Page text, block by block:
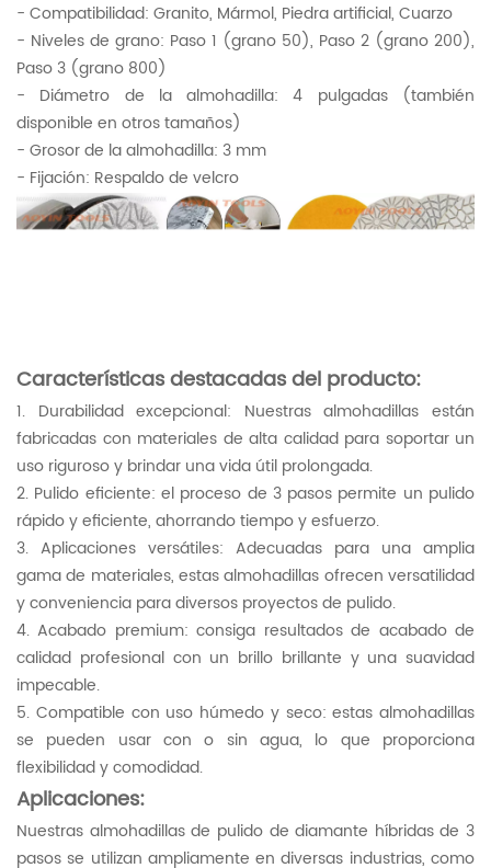
- Compatibilidad: Granito, Mármol, Piedra artificial, Cuarzo
- Niveles de grano: Paso 1 (grano 50), Paso 2 (grano 200),
Paso 3 (grano 800)
- Diámetro de la almohadilla: 4 pulgadas (también
disponible en otros tamaños)
- Grosor de la almohadilla: 3 mm
- Fijación: Respaldo de velcro
Características destacadas del producto:
1. Durabilidad excepcional: Nuestras almohadillas están
fabricadas con materiales de alta calidad para soportar un
uso riguroso y brindar una vida útil prolongada.
2. Pulido eficiente: el proceso de 3 pasos permite un pulido
rápido y eficiente, ahorrando tiempo y esfuerzo.
3. Aplicaciones versátiles: Adecuadas para una amplia
gama de materiales, estas almohadillas ofrecen versatilidad
y conveniencia para diversos proyectos de pulido.
4. Acabado premium: consiga resultados de acabado de
calidad profesional con un brillo brillante y una suavidad
impecable.
5. Compatible con uso húmedo y seco: estas almohadillas
se pueden usar con o sin agua, lo que proporciona
flexibilidad y comodidad.
Aplicaciones:
Nuestras almohadillas de pulido de diamante híbridas de 3
pasos se utilizan ampliamente en diversas industrias, como